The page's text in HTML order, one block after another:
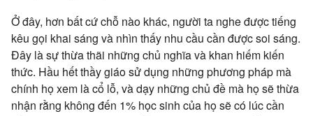
Ở đây, hơn bất cứ chỗ nào khác, người ta nghe được tiếng
kêu gọi khai sáng và nhìn thấy nhu cầu cần được soi sáng.
Đây là sự thừa thãi những chủ nghĩa và khan hiếm kiến
thức. Hầu hết thầy giáo sử dụng những phương pháp mà
chính họ xem là cổ lỗ, và dạy những chủ đề mà họ sẽ thừa
nhận rằng không đến 1% học sinh của họ sẽ có lúc cần